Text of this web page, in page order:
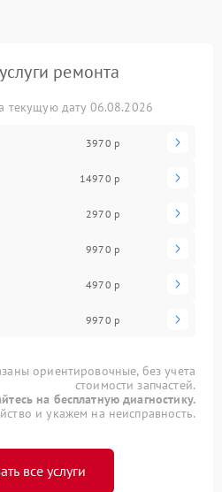
ремонта
текущую дату 06.08.2026
3970 р
14970 р
2970 р
9970 р
4970 р
9970 р
ориентировочные, без учета
стоимости запчастей.
на бесплатную диагностику.
и укажем на неисправность.
все услуги